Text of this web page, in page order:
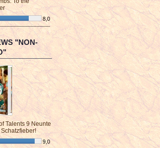
8,0
"NON-
Talents 9 Neunte
9,0